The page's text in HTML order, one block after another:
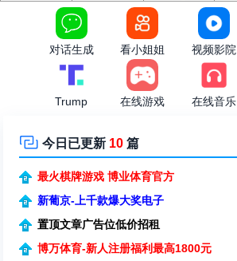
对话生成 看小姐姐 视频影院
Trump 在线游戏 在线音乐
 今日已更新 10 篇
最火棋牌游戏 博业体育官方
新葡京-上千款爆大奖电子
置顶文章广告位低价招租
博万体育-新人注册福利最高1800元